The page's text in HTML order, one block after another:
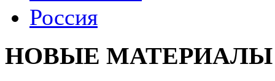
Россия
НОВЫЕ МАТЕРИАЛЫ